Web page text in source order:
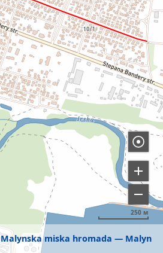
Malynska miska hromada Malyn
250 м